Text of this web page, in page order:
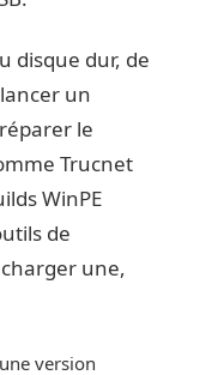
disque dur, de
un
le
Trucnet
WinPE
de
une,
version